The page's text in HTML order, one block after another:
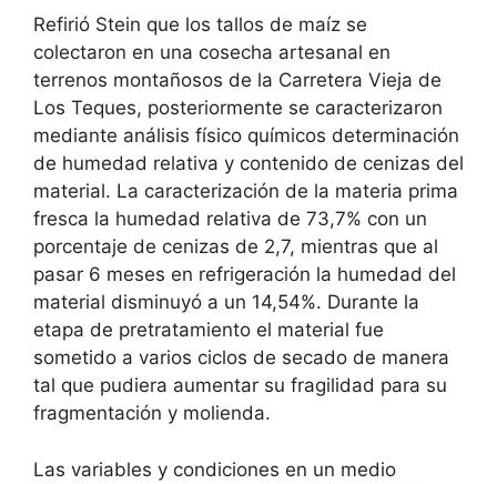
Refirió Stein que los tallos de maíz se
colectaron en una cosecha artesanal en
terrenos montañosos de la Carretera Vieja de
Los Teques, posteriormente se caracterizaron
mediante análisis físico químicos determinación
de humedad relativa y contenido de cenizas del
material. La caracterización de la materia prima
fresca la humedad relativa de 73,7% con un
porcentaje de cenizas de 2,7, mientras que al
pasar 6 meses en refrigeración la humedad del
material disminuyó a un 14,54%. Durante la
etapa de pretratamiento el material fue
sometido a varios ciclos de secado de manera
tal que pudiera aumentar su fragilidad para su
fragmentación y molienda.
Las variables y condiciones en un medio